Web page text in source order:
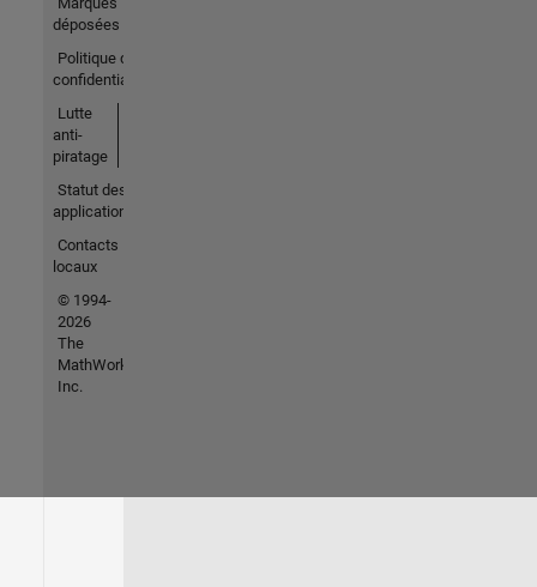
déposées
Politique de
confidentialité
Lutte
anti-
piratage
Statut des
applications
Contacts
locaux
© 1994-
2026
The
MathWorks,
Inc.